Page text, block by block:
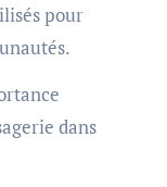
pour
dans